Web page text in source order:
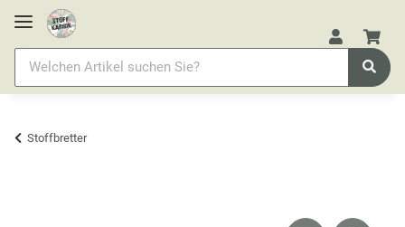
Stoffbretter